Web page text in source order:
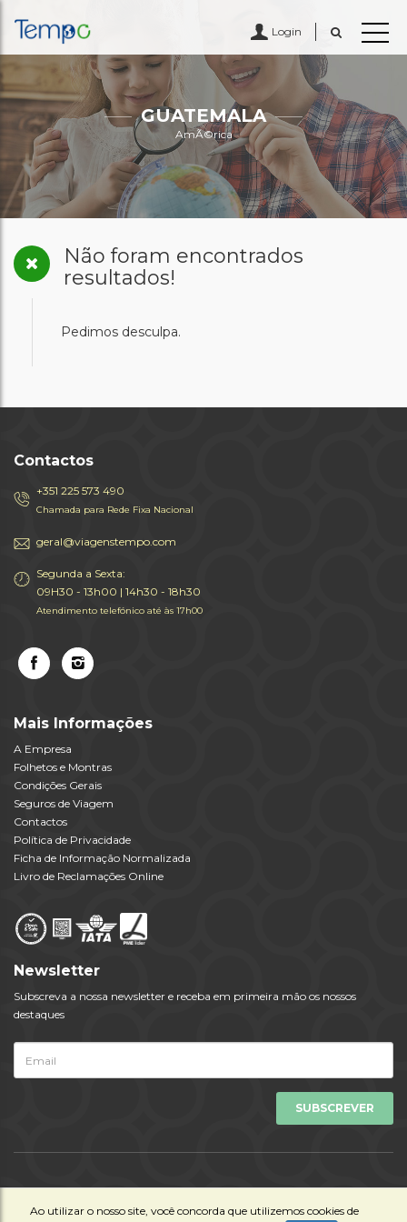
Login
GUATEMALA
AmÃ©rica
Não foram encontrados
resultados!
Pedimos desculpa.
Contactos
+351 225 573 490
Chamada para Rede Fixa Nacional
geral@viagenstempo.com
Segunda a Sexta:
09H30 - 13h00 | 14h30 - 18h30
Atendimento telefónico até às 17h00
Mais Informações
A Empresa
Folhetos e Montras
Condições Gerais
Seguros de Viagem
Contactos
Política de Privacidade
Ficha de Informação Normalizada
Livro de Reclamações Online
Newsletter
Subscreva a nossa newsletter e receba em primeira mão os nossos
destaques
Todos os Direitos Reservados © Viagens Tempo 2023 | Powered by
Ao utilizar o nosso site, você concorda que utilizemos cookies de